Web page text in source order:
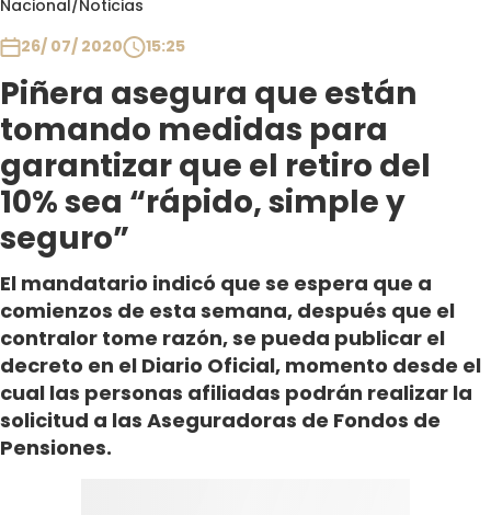
Nacional/Noticias
26/ 07/ 2020
15:25
Piñera asegura que están
tomando medidas para
garantizar que el retiro del
10% sea “rápido, simple y
seguro”
El mandatario indicó que se espera que a
comienzos de esta semana, después que el
contralor tome razón, se pueda publicar el
decreto en el Diario Oficial, momento desde el
cual las personas afiliadas podrán realizar la
solicitud a las Aseguradoras de Fondos de
Pensiones.
Club De La Comedia
Contigo en Directo
Plan Perfecto
El Tiempo
Sabingo
Todos Los Programas